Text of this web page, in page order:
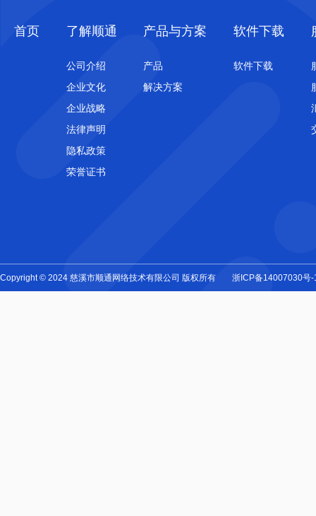
首页 了解顺通
公司介绍
企业文化
企业战略
法律声明
隐私政策
荣誉证书
产品与方案
产品
解决方案
软件下载
软件下载
Copyright © 2024 慈溪市顺通网络技术有限公司 版权所有 浙ICP备14007030号-